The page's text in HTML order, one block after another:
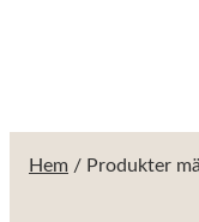
Hem / Produkter